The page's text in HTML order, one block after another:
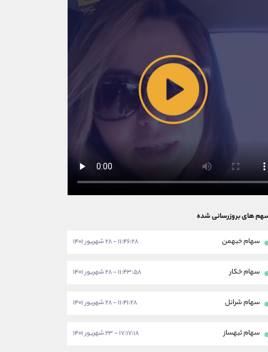
های بروزرسانی شده
سهام خبهمن ۱۱:۴۶:۲۸ - ۲۸ شهریور ۱۴۰۱
سهام خکار ۱۱:۴۳:۵۸ - ۲۸ شهریور ۱۴۰۱
سهام شرانل ۱۱:۴۱:۲۸ - ۲۸ شهریور ۱۴۰۱
سهام ثبهساز ۱۷:۱۷:۱۸ - ۲۳ شهریور ۱۴۰۱